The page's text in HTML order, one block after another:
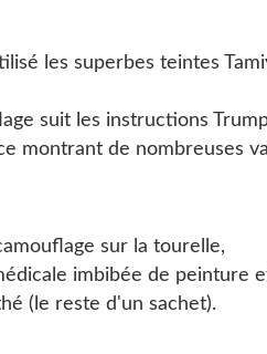
les superbes teintes
suit les instructions
montrant de nombreuses
sur la tourelle,
imbibée de peinture
(le reste d'un sachet).